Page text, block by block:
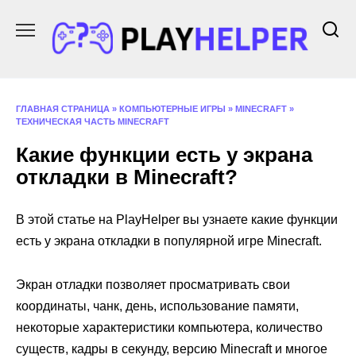
содержанию
ГЛАВНАЯ СТРАНИЦА » КОМПЬЮТЕРНЫЕ ИГРЫ » MINECRAFT »
ТЕХНИЧЕСКАЯ ЧАСТЬ MINECRAFT
Какие функции есть у экрана
откладки в Minecraft?
В этой статье на PlayHelper вы узнаете какие функции
есть у экрана откладки в популярной игре Minecraft.
Экран отладки позволяет просматривать свои
координаты, чанк, день, использование памяти,
некоторые характеристики компьютера, количество
существ, кадры в секунду, версию Minecraft и многое